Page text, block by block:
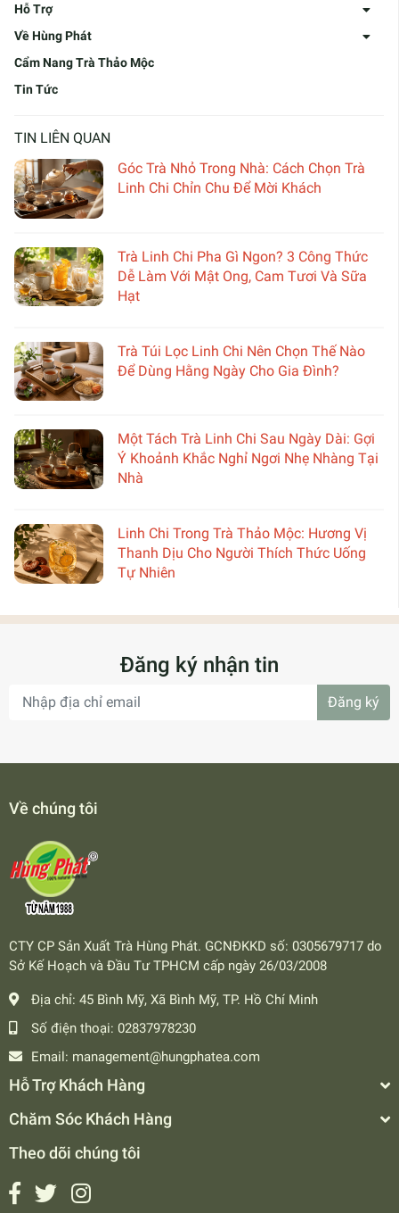
Hỗ Trợ
Về Hùng Phát
Cẩm Nang Trà Thảo Mộc
Tin Tức
TIN LIÊN QUAN
Góc Trà Nhỏ Trong Nhà: Cách Chọn Trà
Linh Chi Chỉn Chu Để Mời Khách
Trà Linh Chi Pha Gì Ngon? 3 Công Thức
Dễ Làm Với Mật Ong, Cam Tươi Và Sữa
Hạt
Trà Túi Lọc Linh Chi Nên Chọn Thế Nào
Để Dùng Hằng Ngày Cho Gia Đình?
Một Tách Trà Linh Chi Sau Ngày Dài: Gợi
Ý Khoảnh Khắc Nghỉ Ngơi Nhẹ Nhàng Tại
Nhà
Linh Chi Trong Trà Thảo Mộc: Hương Vị
Thanh Dịu Cho Người Thích Thức Uống
Tự Nhiên
Đăng ký nhận tin
Đăng ký
Về chúng tôi
CTY CP Sản Xuất Trà Hùng Phát. GCNĐKKD số: 0305679717 do
Sở Kế Hoạch và Đầu Tư TPHCM cấp ngày 26/03/2008
Địa chỉ: 45 Bình Mỹ, Xã Bình Mỹ, TP. Hồ Chí Minh
Số điện thoại: 02837978230
Email: management@hungphatea.com
Hỗ Trợ Khách Hàng
Chăm Sóc Khách Hàng
Theo dõi chúng tôi